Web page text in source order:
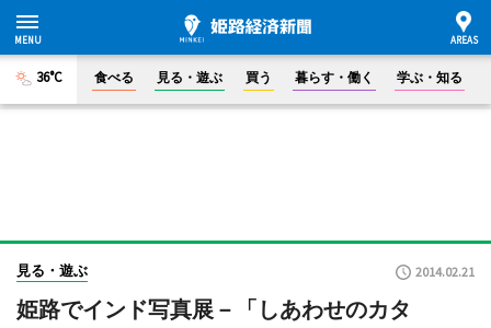
36°C 食べる 見る・遊ぶ 買う 暮らす・働く 学ぶ・知る
見る・遊ぶ 2014.02.21
姫路でインド写真展－「しあわせのカタ